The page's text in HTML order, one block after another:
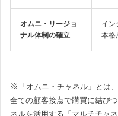
オムニ・リージョ
ナル体制の確立
イン
本格
※ 「オムニ・チャネル」とは
全ての顧客接点で購買に結び
ネルを活用する「マルチチャ